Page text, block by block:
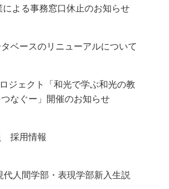
による事務窓口休止のお知らせ
ベースのリニューアルについて
ジェクト「和光で学ぶ和光の教
なぐー」開催のお知らせ
採用情報
代人間学部・表現学部新入生説